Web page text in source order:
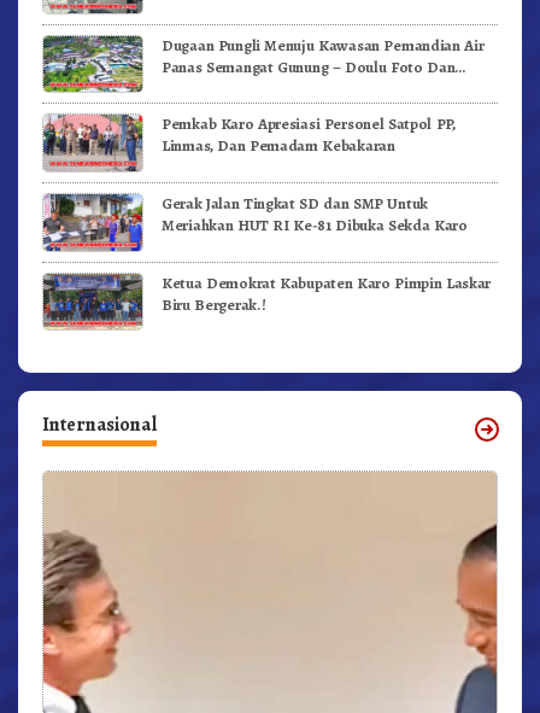
Dugaan Pungli Menuju Kawasan Pemandian Air
Panas Semangat Gunung – Doulu Foto Dan
Pemkab Karo Apresiasi Personel Satpol PP,
Linmas, Dan Pemadam Kebakaran
Gerak Jalan Tingkat SD dan SMP Untuk
Meriahkan HUT RI Ke-81 Dibuka Sekda Karo
Ketua Demokrat Kabupaten Karo Pimpin Laskar
Biru Bergerak.!
Internasional